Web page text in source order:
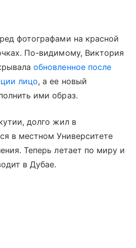
фотографами на красной
По-видимому, Виктория
обновленное после
лицо, а ее новый
ими образ.
долго жил в
в местном Университете
Теперь летает по миру и
в Дубае.